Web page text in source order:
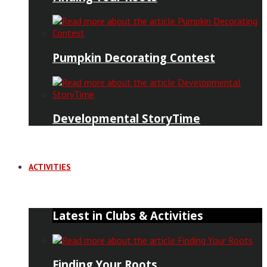
Pumpkin Decorating Contest
Developmental StoryTime
ACTIVITIES
Latest in Clubs & Activities